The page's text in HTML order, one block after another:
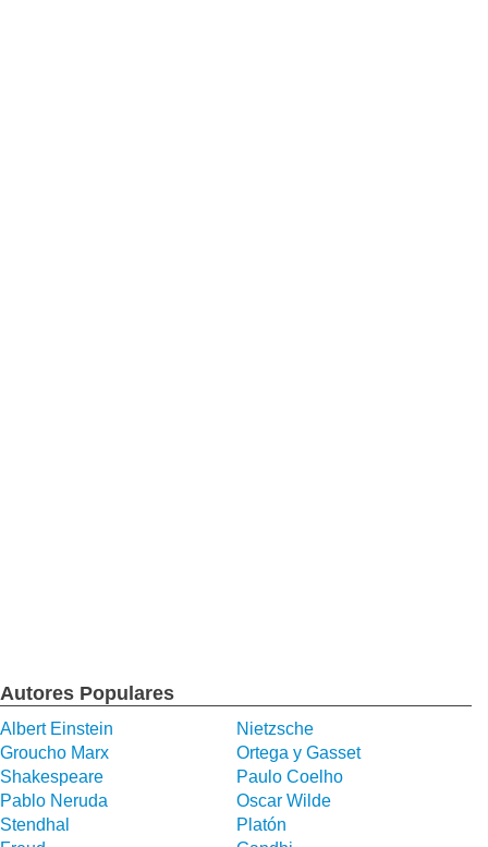
Autores Populares
Albert Einstein
Nietzsche
Groucho Marx
Ortega y Gasset
Shakespeare
Paulo Coelho
Pablo Neruda
Oscar Wilde
Stendhal
Platón